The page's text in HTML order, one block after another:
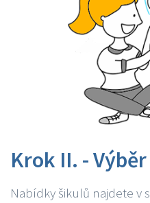
Krok II. -
Nabídky šikulů najdete v